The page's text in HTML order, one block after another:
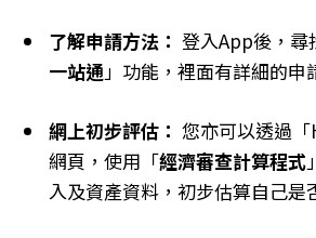
了解申請方法： 登入App後，尋
一站通」功能，裡面有詳細的申
網上初步評估： 您亦可以透過
網頁，使用「經濟審查計算程式
入及資產資料，初步估算自己是